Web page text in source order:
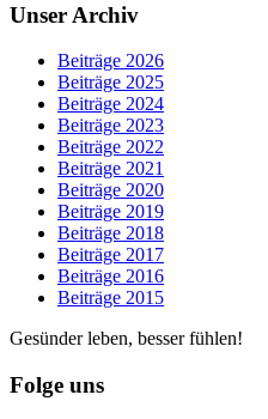
Unser Archiv
Beiträge 2026
Beiträge 2025
Beiträge 2024
Beiträge 2023
Beiträge 2022
Beiträge 2021
Beiträge 2020
Beiträge 2019
Beiträge 2018
Beiträge 2017
Beiträge 2016
Beiträge 2015
Gesünder leben, besser fühlen!
Folge uns